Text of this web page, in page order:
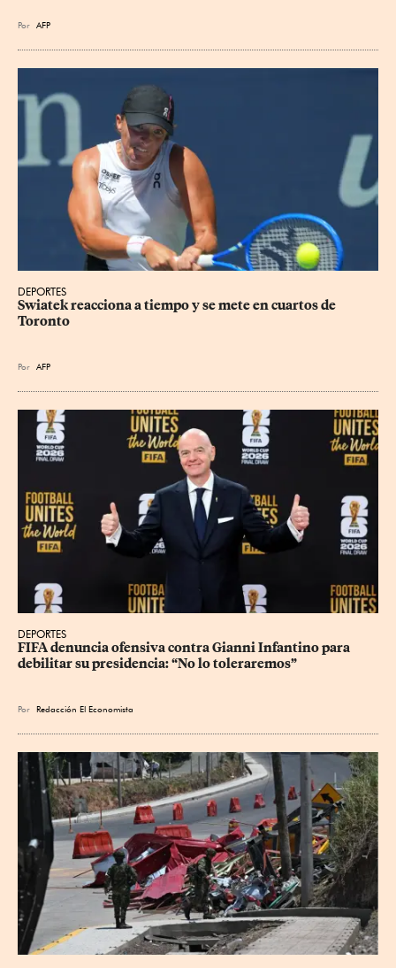
Por AFP
DEPORTES
Swiatek reacciona a tiempo y se mete en cuartos de
Toronto
Por AFP
DEPORTES
FIFA denuncia ofensiva contra Gianni Infantino para
debilitar su presidencia: “No lo toleraremos”
Por Redacción El Economista